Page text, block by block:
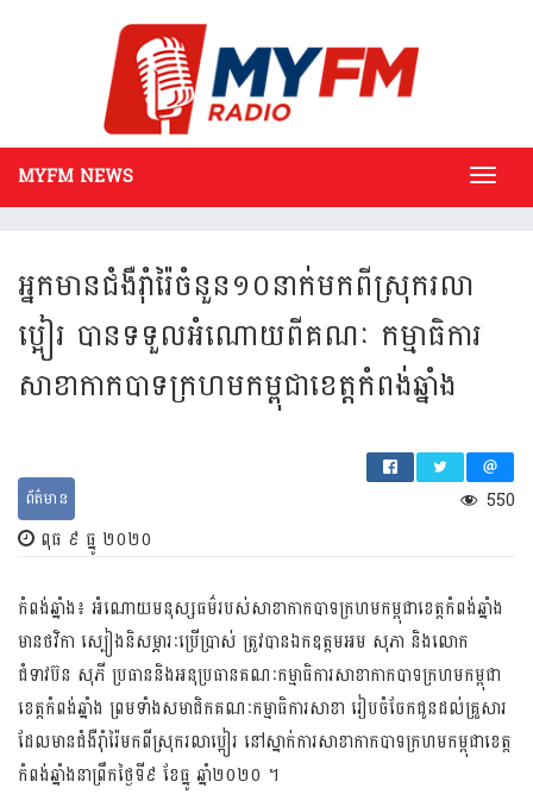
MYFM NEWS
អ្នក​មាន​ជំងឺរ៉ាំរ៉ៃ​ចំនួ​ន១០​នាក់​ម​ក​ពីស្រុករលា​​
ប្អៀរ ​បាន​ទទួលអំ​ណោ​យ​ពី​គណៈ​ កម្មា​ធិ​ការ​​
សាខា​កាកបា​ទ​ក្រហម​កម្ពុជា​ខេត្ត​កំពង់​ឆ្នាំង
550
ព័ត៌មាន
ពុធ ៩ ធ្នូ ២០២០
កំពង់ឆ្នាំង៖ អំណោយមនុស្សធម៌របស់សាខាកាកបាទក្រហមកម្ពុជាខេត្តកំពង់ឆ្នាំង
មានថវិកា ស្បៀងនិសម្ភារៈប្រើប្រាស់ ត្រូវបានឯកឧត្តមអម សុភា និងលោក
ជំទាវប៊ន សុភី ប្រធាននិងអនុប្រធានគណៈកម្មាធិការសាខាកាកបាទក្រហមកម្ពុជា
ខេត្តកំពង់ឆ្នាំង ព្រមទាំងសមាជិកគណៈកម្មាធិការសាខា រៀបចំចែកជូនដល់គ្រួសារ
ដែលមានជំងឺរ៉ាំរ៉ៃមកពីស្រុករលាប្អៀរ នៅស្នាក់ការសាខាកាកបាទក្រហមកម្ពុជាខេត្ត
កំពង់ឆ្នាំងនាព្រឹកថ្ងៃទី៩ ខែធ្នូ ឆ្នាំ២០២០ ។